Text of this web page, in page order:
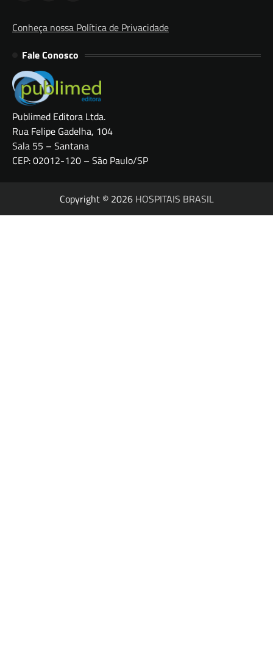
Conheça nossa Política de Privacidade
Fale Conosco
Publimed Editora Ltda.
Rua Felipe Gadelha, 104
Sala 55 – Santana
CEP: 02012-120 – São Paulo/SP
Copyright © 2026 HOSPITAIS BRASIL